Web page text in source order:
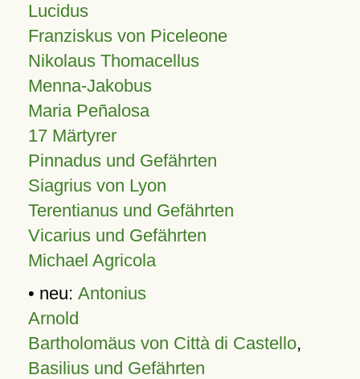
Lucidus
Franziskus von Piceleone
Nikolaus Thomacellus
Menna-Jakobus
Maria Peñalosa
17 Märtyrer
Pinnadus und Gefährten
Siagrius von Lyon
Terentianus und Gefährten
Vicarius und Gefährten
Michael Agricola
• neu: Antonius
Arnold
Bartholomäus von Città di Castello,
Basilius und Gefährten